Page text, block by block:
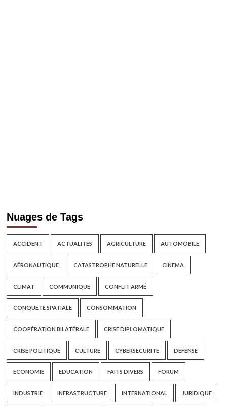
Nuages de Tags
ACCIDENT ACTUALITES AGRICULTURE AUTOMOBILE
AÉRONAUTIQUE CATASTROPHE NATURELLE CINEMA
CLIMAT COMMUNIQUE CONFLIT ARMÉ
CONQUÊTE SPATIALE CONSOMMATION
COOPÉRATION BILATÉRALE CRISE DIPLOMATIQUE
CRISE POLITIQUE CULTURE CYBERSECURITE DEFENSE
ECONOMIE EDUCATION FAITS DIVERS FORUM
INDUSTRIE INFRASTRUCTURE INTERNATIONAL JURIDIQUE